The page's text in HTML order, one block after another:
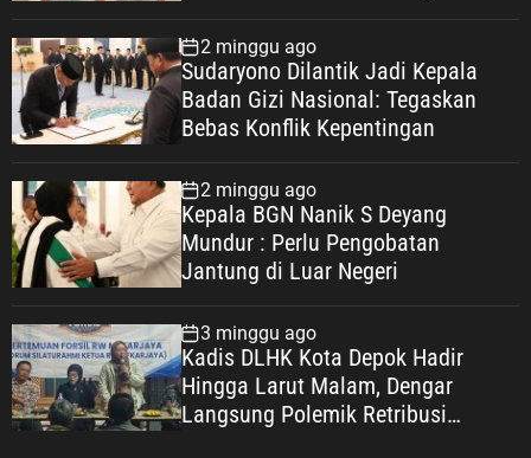
2 minggu ago
Sudaryono Dilantik Jadi Kepala
Badan Gizi Nasional: Tegaskan
Bebas Konflik Kepentingan
2 minggu ago
Kepala BGN Nanik S Deyang
Mundur : Perlu Pengobatan
Jantung di Luar Negeri
3 minggu ago
Kadis DLHK Kota Depok Hadir
Hingga Larut Malam, Dengar
Langsung Polemik Retribusi